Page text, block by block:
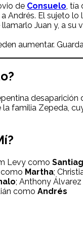
de Consuelo ,
Andrés. El sujeto
Juan y, a su
aumentar.
familia Zepeda,
?
Levy como
Martha;
; Anthony
como Andrés